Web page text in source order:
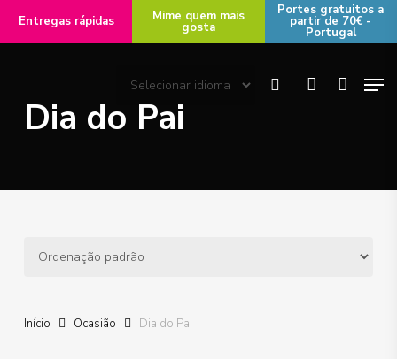
Entregas rápidas Mime quem mais
gosta
Portes gratuitos a
partir de 70€ -
Portugal
searchaccount
Dia do Pai
Início Ocasião Dia do Pai